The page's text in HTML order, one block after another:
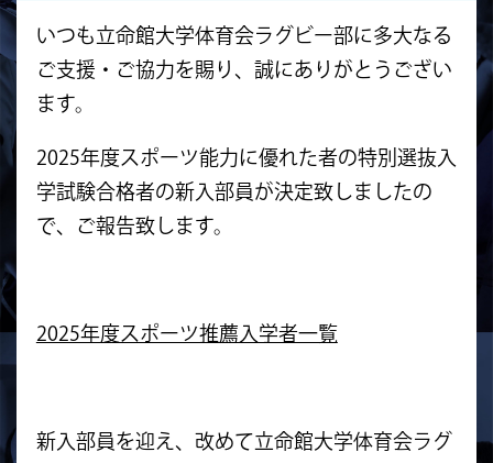
いつも立命館大学体育会ラグビー部に多大なる
ご支援・ご協力を賜り、誠にありがとうござい
ます。
2025年度スポーツ能力に優れた者の特別選抜入
学試験合格者の新入部員が決定致しましたの
で、ご報告致します。
2025年度スポーツ推薦入学者一覧
新入部員を迎え、改めて立命館大学体育会ラグ